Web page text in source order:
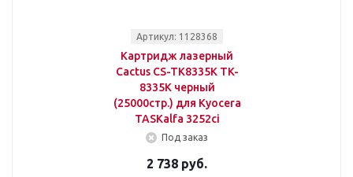
Артикул: 1128368
Картридж лазерный
Cactus CS-TK8335K TK-
8335K черный
(25000стр.) для Kyocera
TASKalfa 3252ci
Под заказ
2 738 руб.